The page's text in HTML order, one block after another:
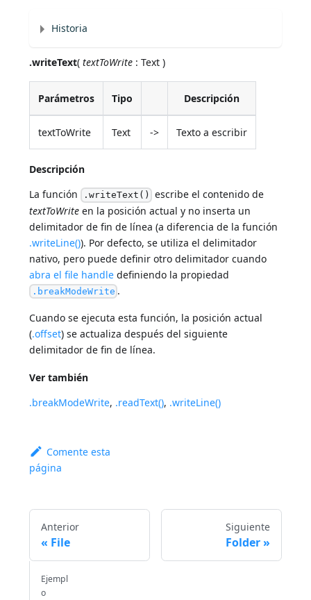
Historia
.writeText(textToWrite : Text )
Parámetros Tipo Descripción
textToWrite Text -> Texto a escribir
Descripción
La función .writeText() escribe el contenido de
textToWrite en la posición actual y no inserta un
delimitador de fin de línea (a diferencia de la función
.writeLine()). Por defecto, se utiliza el delimitador
nativo, pero puede definir otro delimitador cuando
abra el file handle definiendo la propiedad
.breakModeWrite .
Cuando se ejecuta esta función, la posición actual
(.offset) se actualiza después del siguiente
delimitador de fin de línea.
Ver también
.breakModeWrite, .readText(), .writeLine()
Comente esta
página
Anterior
File
Siguiente
Folder
Ejempl
o